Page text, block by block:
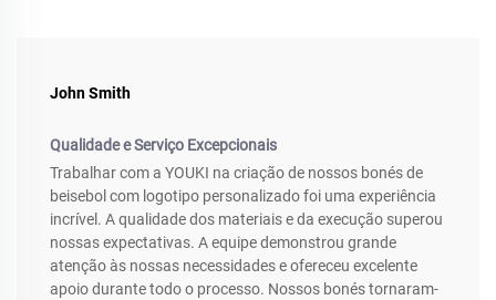
John Smith
Qualidade e Serviço Excepcionais
Trabalhar com a YOUKI na criação de nossos bonés de
beisebol com logotipo personalizado foi uma experiência
incrível. A qualidade dos materiais e da execução superou
nossas expectativas. A equipe demonstrou grande
atenção às nossas necessidades e ofereceu excelente
apoio durante todo o processo. Nossos bonés tornaram-